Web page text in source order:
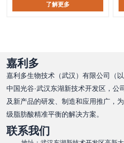
了解更多
嘉利多
嘉利多生物技术（武汉）有限公司（
中国光谷·武汉东湖新技术开发区，公
及新产品的研发、制造和应用推广，
级脂肪酸精准平衡的解决方案。
联系我们